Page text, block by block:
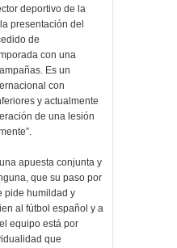
deportivo de la
presentación del
de
con una
Es un
con
y actualmente
de una lesión
apuesta conjunta y
que su paso por
pide humildad y
al fútbol español y a
equipo está por
que